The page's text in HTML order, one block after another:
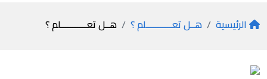
الرئيسية هــل تعـــــــــــلم ؟ هــل تعـــــــــــلم ؟